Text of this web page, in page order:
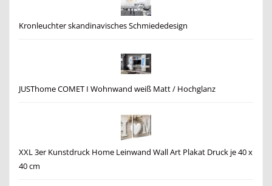
Kronleuchter skandinavisches Schmiededesign
JUSThome COMET I Wohnwand weiß Matt / Hochglanz
XXL 3er Kunstdruck Home Leinwand Wall Art Plakat Druck je 40 x
40 cm